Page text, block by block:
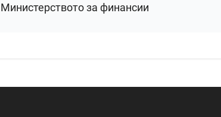
Министерството за финансии